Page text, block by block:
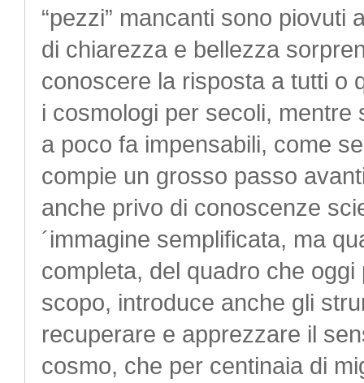
“pezzi” mancanti sono
di chiarezza e bellezza
conoscere la risposta a tutti o
i cosmologi per secoli,
a poco fa impensabili, come
compie un grosso passo
anche privo di conoscenze
´immagine semplificata, ma
completa, del quadro che
scopo, introduce anche gli
recuperare e apprezzare il
cosmo, che per centinaia di